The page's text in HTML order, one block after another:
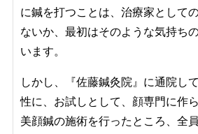
に鍼を打つことは、治療家として
ないか、最初はそのような気持ち
います。
しかし、『佐藤鍼灸院』に通院し
性に、お試しとして、顔専門に作
美顔鍼の施術を行ったところ、全